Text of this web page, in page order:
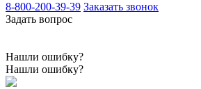
8-800-200-39-39 Заказать звонок
Задать вопрос
Нашли ошибку?
Нашли ошибку?